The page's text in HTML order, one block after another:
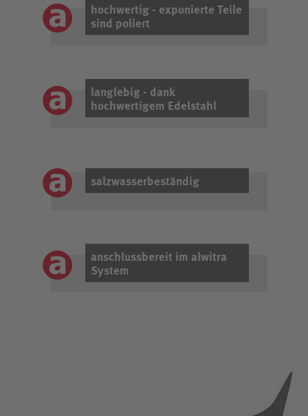
hochwertig - exponierte Teile
sind poliert
langlebig - dank
hochwertigem Edelstahl
salzwasserbeständig
anschlussbereit im alwitra
System